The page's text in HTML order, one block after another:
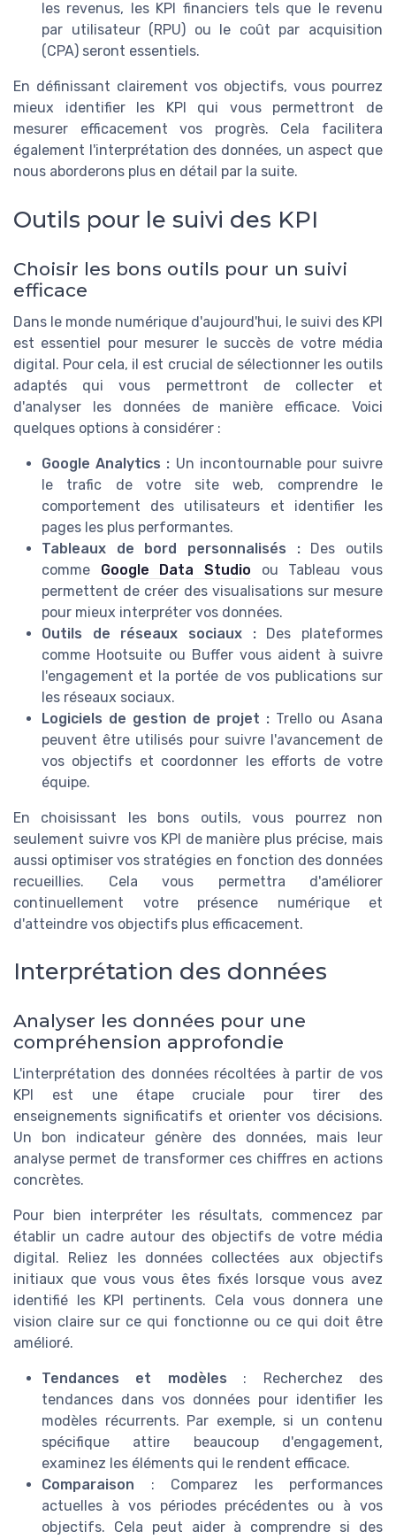
les revenus, les KPI financiers tels que le revenu
par utilisateur (RPU) ou le coût par acquisition
(CPA) seront essentiels.
En définissant clairement vos objectifs, vous pourrez
mieux identifier les KPI qui vous permettront de
mesurer efficacement vos progrès. Cela facilitera
également l'interprétation des données, un aspect que
nous aborderons plus en détail par la suite.
Outils pour le suivi des KPI
Choisir les bons outils pour un suivi
efficace
Dans le monde numérique d'aujourd'hui, le suivi des KPI
est essentiel pour mesurer le succès de votre média
digital. Pour cela, il est crucial de sélectionner les outils
adaptés qui vous permettront de collecter et
d'analyser les données de manière efficace. Voici
quelques options à considérer :
Google Analytics : Un incontournable pour suivre
le trafic de votre site web, comprendre le
comportement des utilisateurs et identifier les
pages les plus performantes.
Tableaux de bord personnalisés :Des outils
comme Google Data Studio ou Tableau vous
permettent de créer des visualisations sur mesure
pour mieux interpréter vos données.
Outils de réseaux sociaux :Des plateformes
comme Hootsuite ou Buffer vous aident à suivre
l'engagement et la portée de vos publications sur
les réseaux sociaux.
Logiciels de gestion de projet : Trello ou Asana
peuvent être utilisés pour suivre l'avancement de
vos objectifs et coordonner les efforts de votre
équipe.
En choisissant les bons outils, vous pourrez non
seulement suivre vos KPI de manière plus précise, mais
aussi optimiser vos stratégies en fonction des données
recueillies. Cela vous permettra d'améliorer
continuellement votre présence numérique et
d'atteindre vos objectifs plus efficacement.
Interprétation des données
Analyser les données pour une
compréhension approfondie
L'interprétation des données récoltées à partir de vos
KPI est une étape cruciale pour tirer des
enseignements significatifs et orienter vos décisions.
Un bon indicateur génère des données, mais leur
analyse permet de transformer ces chiffres en actions
concrètes.
Pour bien interpréter les résultats, commencez par
établir un cadre autour des objectifs de votre média
digital. Reliez les données collectées aux objectifs
initiaux que vous vous êtes fixés lorsque vous avez
identifié les KPI pertinents. Cela vous donnera une
vision claire sur ce qui fonctionne ou ce qui doit être
amélioré.
Tendances et modèles : Recherchez des
tendances dans vos données pour identifier les
modèles récurrents. Par exemple, si un contenu
spécifique attire beaucoup d'engagement,
examinez les éléments qui le rendent efficace.
Comparaison : Comparez les performances
actuelles à vos périodes précédentes ou à vos
objectifs. Cela peut aider à comprendre si des